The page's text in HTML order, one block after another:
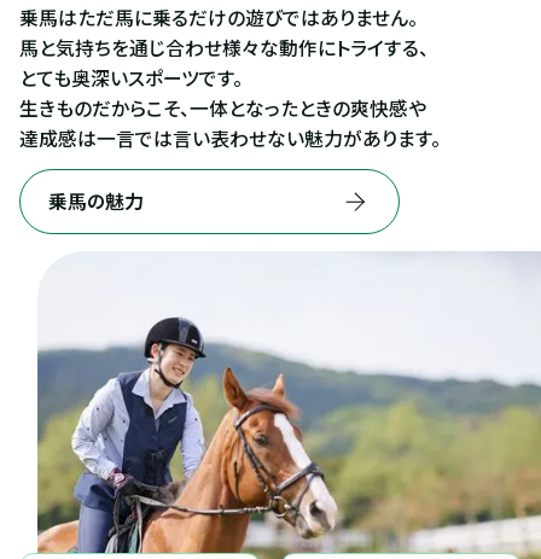
乗馬はただ馬に乗るだけの遊びではありません。
馬と気持ちを通じ合わせ様々な動作にトライする、
とても奥深いスポーツです。
生きものだからこそ、一体となったときの爽快感や
達成感は一言では言い表わせない魅力があります。
乗馬の魅力